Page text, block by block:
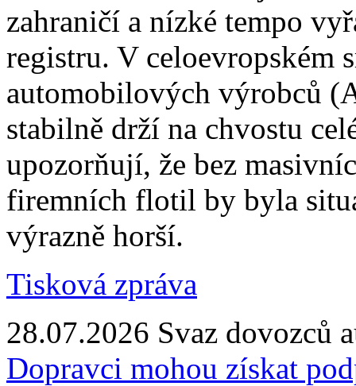
zahraničí a nízké tempo
registru. V celoevropském
automobilových výrobců
stabilně drží na chvostu
upozorňují, že bez
firemních flotil by byla
výrazně horší.
Tisková zpráva
28.07.2026 Svaz dovozců
Dopravci mohou získat